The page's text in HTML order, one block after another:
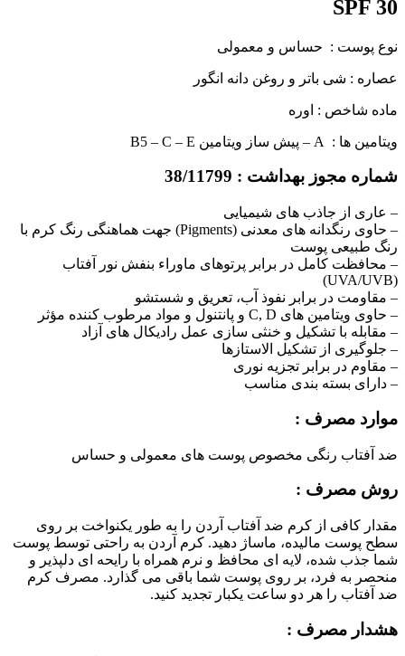
SPF 30
نوع پوست : حساس و معمولی
عصاره : شی باتر و روغن دانه انگور
ماده شاخص : اوره
ویتامین ها : A – پیش ساز ویتامین B5 – C – E
شماره مجوز بهداشت : 38/11799
– عاری از جاذب های شیمیایی
– حاوی رنگدانه های معدنی (Pigments) جهت هماهنگی رنگ کرم با
رنگ طبیعی پوست
– محافظت کامل در برابر پرتوهای ماوراء بنفش نور آفتاب
(UVA/UVB)
– مقاومت در برابر نفوذ آب، تعریق و شستشو
– حاوی ویتامین های C, D و پانتنول و مواد مرطوب کننده مؤثر
– مقابله با تشکیل و خنثی سازی عمل رادیکال های آزاد
– جلوگیری از تشکیل الاستازها
– مقاوم در برابر تجزیه نوری
– دارای بسته بندی مناسب
موارد مصرف :
ضد آفتاب رنگی مخصوص پوست های معمولی و حساس
روش مصرف :
مقدار کافی از کرم ضد آفتاب آردن را به طور یکنواخت بر روی
سطح پوست مالیده، ماساژ دهید. کرم آردن به راحتی توسط پوست
شما جذب شده، لایه ای محافظ و نرم همراه با رایحه ای دلپذیر و
منحصر به فرد، بر روی پوست شما باقی می گذارد. مصرف کرم
ضد آفتاب را هر دو ساعت یکبار تجدید کنید.
هشدار مصرف :